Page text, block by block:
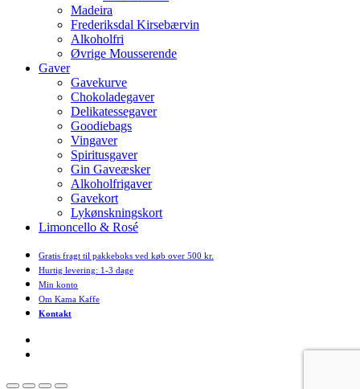
Madeira
Frederiksdal Kirsebærvin
Alkoholfri
Øvrige Mousserende
Gaver
Gavekurve
Chokoladegaver
Delikatessegaver
Goodiebags
Vingaver
Spiritusgaver
Gin Gaveæsker
Alkoholfrigaver
Gavekort
Lykønskningskort
Limoncello & Rosé
Gratis fragt til pakkeboks ved køb over 500 kr.
Hurtig levering: 1-3 dage
Min konto
Om Kama Kaffe
Kontakt